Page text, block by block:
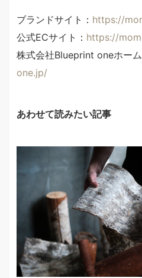
ブランドサイト： https://
公式ECサイト： https://
株式会社Blueprint oneホーム
one.jp/
あわせて読みたい記事